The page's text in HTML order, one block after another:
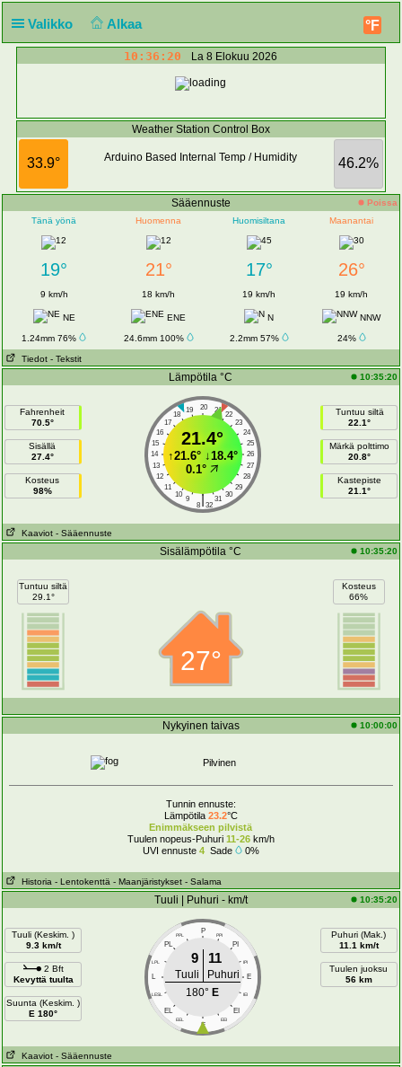
Valikko Alkaa °F
10:36:20 La 8 Elokuu 2026
Weather Station Control Box
33.9° 46.2%
Arduino Based Internal Temp / Humidity
Sääennuste
Poissa
Tänä yönä
Huomenna Huomisiltana Maanantai
19° 21° 17° 26°
9 km/h 18 km/h 19 km/h 19 km/h
NE ENE N NNW
1.24mm 76% 24.6mm 100% 2.2mm 57% 24%
Tiedot - Tekstit
Lämpötila °C 10:35:20
Fahrenheit
70.5°
Sisällä
27.4°
Kosteus
98%
20
19 21
18
22
17
23
16
24
15
25
14
26
13
27
12
28
11
29
10
30
9 31
|
8 32
21.4°
↑21.6°↓18.4°
0.1°
Tuntuu siltä
22.1°
Märkä polttimo
20.8°
Kastepiste
21.1°
Kaaviot - Sääennuste
Sisälämpötila °C 10:35:20
Tuntuu siltä
29.1°
27°
Kosteus
66%
Nykyinen taivas 10:00:00
Pilvinen
Tunnin ennuste:
Lämpötila 23.2°C
Enimmäkseen pilvistä
Tuulen nopeus-Puhuri 11-26km/h
UVI ennuste 4Sade 0%
Historia - Lentokenttä - Maanjäristykset - Salama
Tuuli | Puhuri - km/t 10:35:20
Tuuli (Keskim. )
9.3 km/t
2 Bft
Kevyttä tuulta
Suunta (Keskim. )
E 180°
P
PPL PPI
PL PI
LPL IPI
L E
LESL IEI
EL EI
EEL EEI
E
9 11
Tuuli
Puhuri
180° E
Puhuri (Mak.)
11.1 km/t
Tuulen juoksu
56 km
Kaaviot - Sääennuste